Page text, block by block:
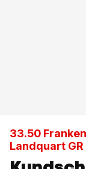
33.50
Landquart GR